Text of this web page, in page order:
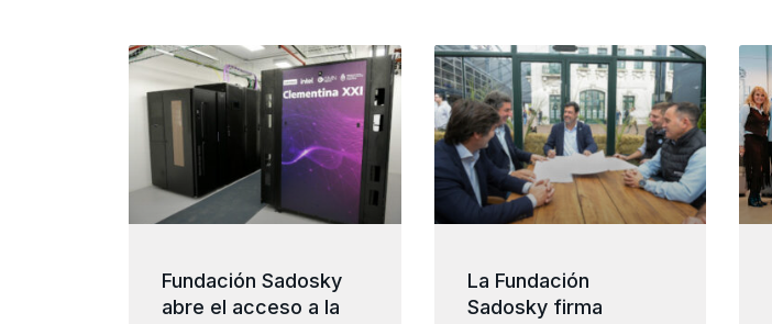
Fundación Sadosky
abre el acceso a la
La Fundación
Sadosky firma